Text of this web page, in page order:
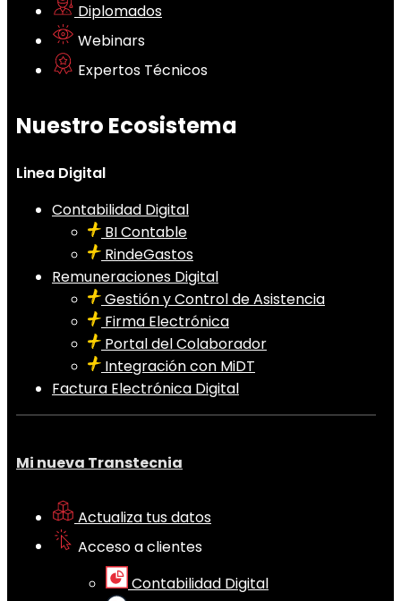
Diplomados
Webinars
Expertos Técnicos
Nuestro Ecosistema
Linea Digital
Contabilidad Digital
BI Contable
RindeGastos
Remuneraciones Digital
Gestión y Control de Asistencia
Firma Electrónica
Portal del Colaborador
Integración con MiDT
Factura Electrónica Digital
Mi nueva Transtecnia
Actualiza tus datos
Acceso a clientes
Contabilidad Digital